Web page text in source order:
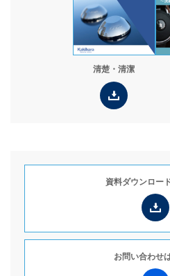
清楚・清潔
資料ダウンロー
お問い合わせ